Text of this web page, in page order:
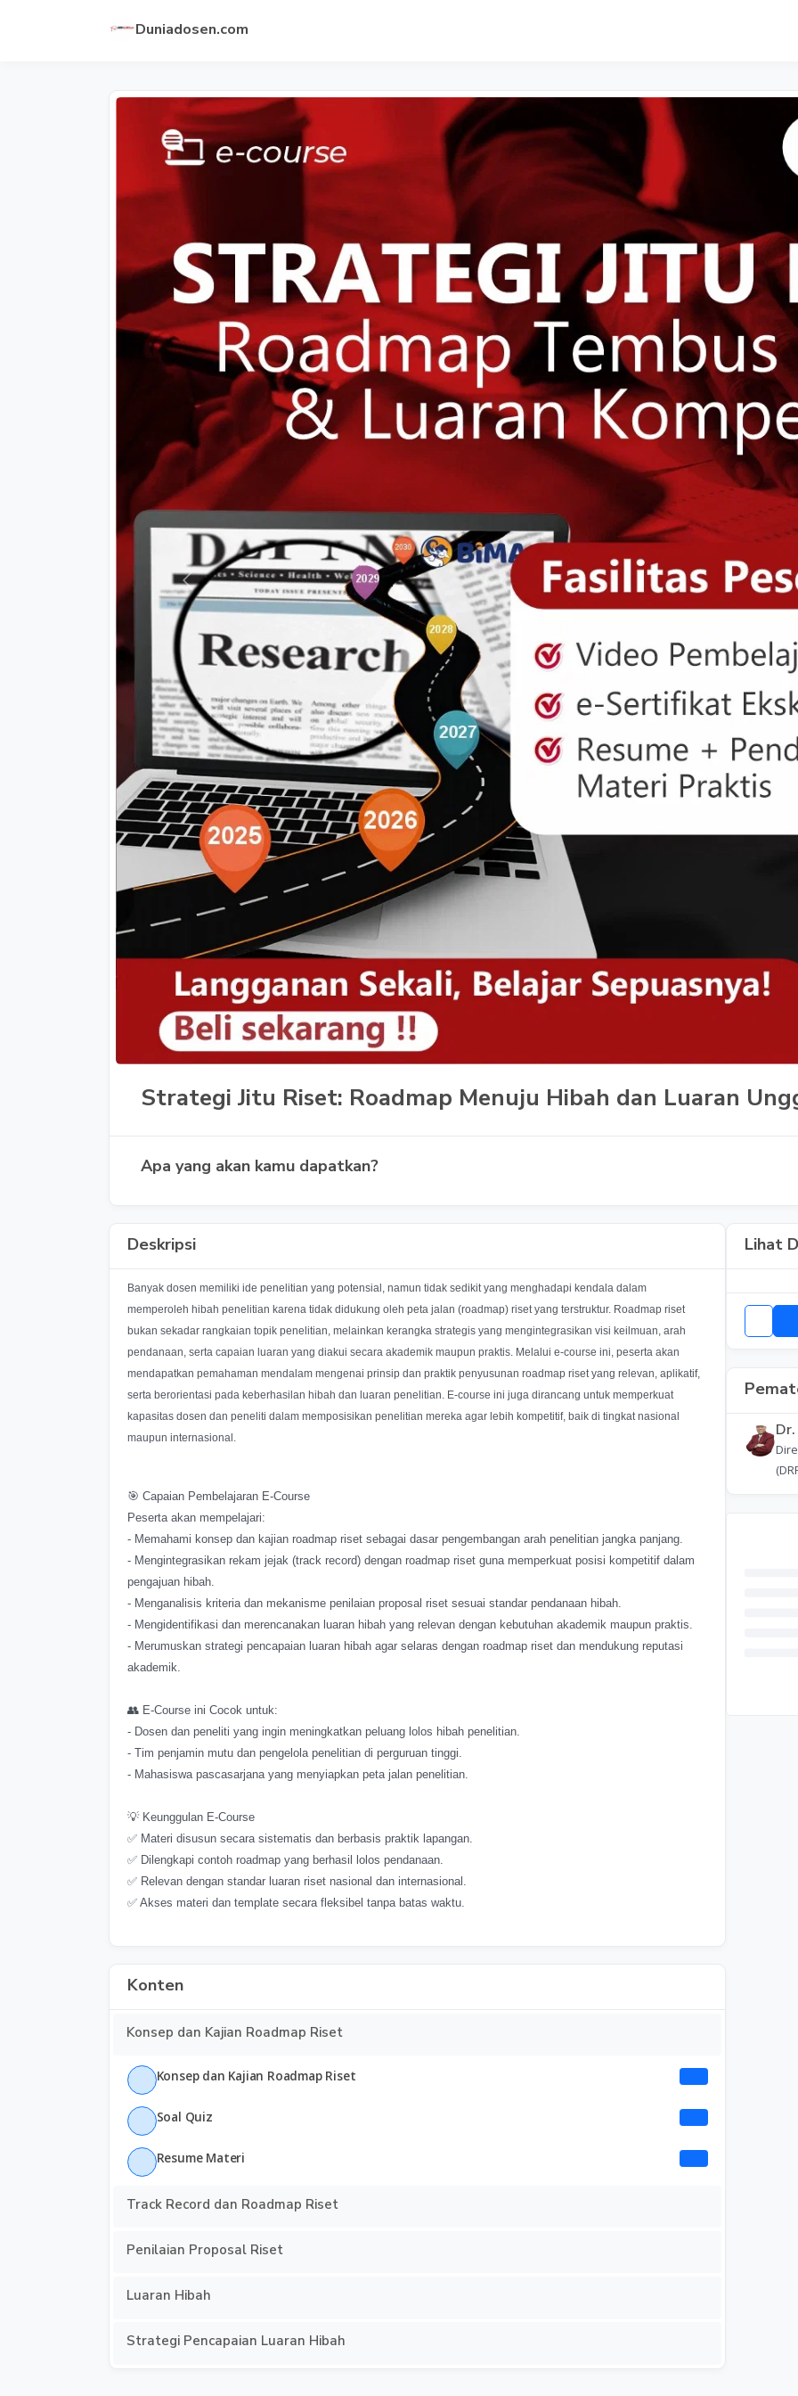
Duniadosen.com
Previous
Strategi Jitu Riset: Roadmap Menuju Hibah dan Luaran
Apa yang akan kamu dapatkan?
Deskripsi
Banyak dosen memiliki ide penelitian yang potensial, namun tidak sedikit yang menghadapi kendala dalam
memperoleh hibah penelitian karena tidak didukung oleh peta jalan (roadmap) riset yang terstruktur. Roadmap riset
bukan sekadar rangkaian topik penelitian, melainkan kerangka strategis yang mengintegrasikan visi keilmuan, arah
pendanaan, serta capaian luaran yang diakui secara akademik maupun praktis. Melalui e-course ini, peserta akan
mendapatkan pemahaman mendalam mengenai prinsip dan praktik penyusunan roadmap riset yang relevan, aplikatif,
serta berorientasi pada keberhasilan hibah dan luaran penelitian. E-course ini juga dirancang untuk memperkuat
kapasitas dosen dan peneliti dalam memposisikan penelitian mereka agar lebih kompetitif, baik di tingkat nasional
maupun internasional.
🎯 Capaian Pembelajaran E-Course
Peserta akan mempelajari:
- Memahami konsep dan kajian roadmap riset sebagai dasar pengembangan arah penelitian jangka panjang.
- Mengintegrasikan rekam jejak (track record) dengan roadmap riset guna memperkuat posisi kompetitif dalam
pengajuan hibah.
- Menganalisis kriteria dan mekanisme penilaian proposal riset sesuai standar pendanaan hibah.
- Mengidentifikasi dan merencanakan luaran hibah yang relevan dengan kebutuhan akademik maupun praktis.
- Merumuskan strategi pencapaian luaran hibah agar selaras dengan roadmap riset dan mendukung reputasi
akademik.
👥 E-Course ini Cocok untuk:
- Dosen dan peneliti yang ingin meningkatkan peluang lolos hibah penelitian.
- Tim penjamin mutu dan pengelola penelitian di perguruan tinggi.
- Mahasiswa pascasarjana yang menyiapkan peta jalan penelitian.
💡 Keunggulan E-Course
✅ Materi disusun secara sistematis dan berbasis praktik lapangan.
✅ Dilengkapi contoh roadmap yang berhasil lolos pendanaan.
✅ Relevan dengan standar luaran riset nasional dan internasional.
✅ Akses materi dan template secara fleksibel tanpa batas waktu.
Konten
Konsep dan Kajian Roadmap Riset
Konsep dan Kajian Roadmap Riset
Soal Quiz
Resume Materi
Track Record dan Roadmap Riset
Penilaian Proposal Riset
Luaran Hibah
Strategi Pencapaian Luaran Hibah
Lihat